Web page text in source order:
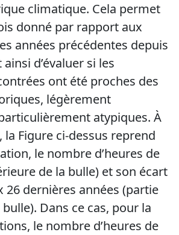
climatique. Cela permet
donné par rapport aux
années précédentes depuis
ainsi d’évaluer si les
ont été proches des
, légèrement
atypiques. À
la Figure ci-dessus reprend
le nombre d’heures de
de la bulle) et son écart
26 dernières années (partie
Dans ce cas, pour la
le nombre d’heures de